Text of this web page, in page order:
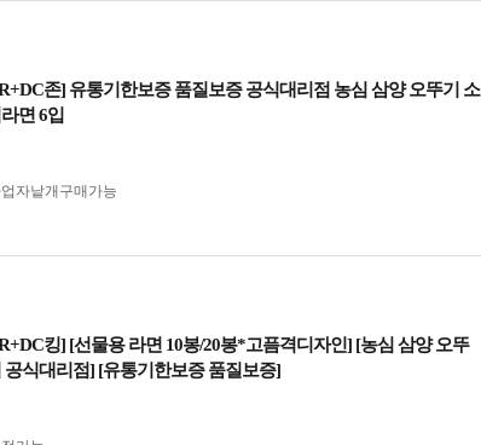
존] 유통기한보증 품질보증 공식대리점 농심 삼양 오뚜기 소
면 6입
자 낱개구매가능
킹] [선물용 라면 10봉/20봉*고픔격디자인] [농심 삼양 오뚜
공식대리점] [유통기한보증 품질보증]